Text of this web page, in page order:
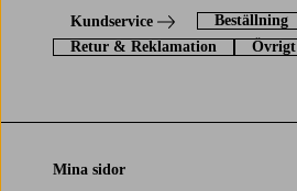
Kundservice Beställning
Retur & Reklamation
Övrigt
Mina sidor